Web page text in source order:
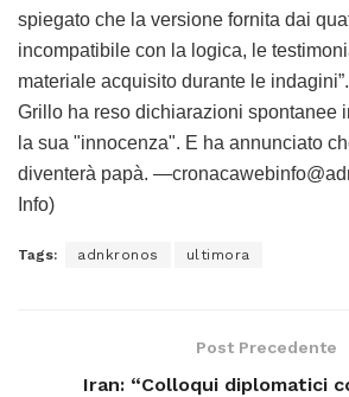
spiegato che la versione fornita dai
incompatibile con la logica, le
materiale acquisito durante le
Grillo ha reso dichiarazioni spontanee
la sua "innocenza". E ha annunciato
diventerà papà.
Info)
Tags: adnkronos ultimora
Post Precedente
Iran: “Colloqui diplomatici